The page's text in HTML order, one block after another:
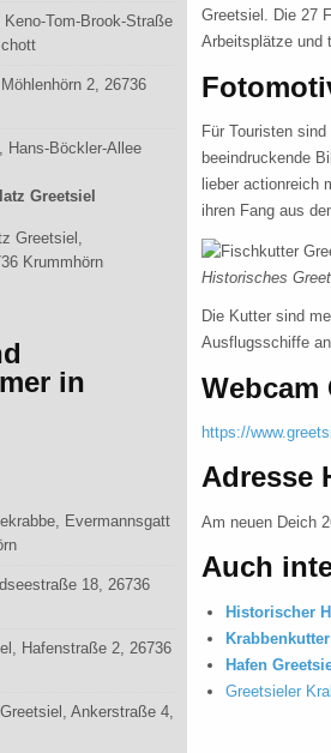
Greetsiel. Die 27
Arbeitsplätze und
Für Touristen
beeindruckende
lieber actionreich
ihren Fang aus
Historisches
Die Kutter sind
Ausflugsschiffe
Webcam
https://
Adresse
Am neuen Deich
Auch
Historischer
Hafen
Greetsieler
Tom-Brook-Straße
2, 26736
Hans-Böckler-Allee
Greetsiel
Greetsiel,
Krummhörn
in
Evermannsgatt
18, 26736
Hafenstraße 2, 26736
Ankerstraße 4,